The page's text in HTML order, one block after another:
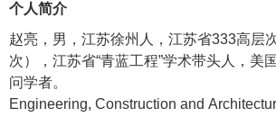
个人简介
赵亮，男，江苏徐州人，江苏省333高层
次），江苏省“青蓝工程”学术带头人，美国
问学者。
Engineering, Construction and